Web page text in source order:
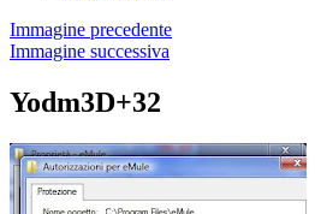
Immagine precedente
Immagine successiva
Yodm3D+32